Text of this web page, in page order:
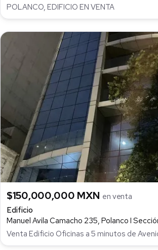
POLANCO, EDIFICIO EN VENTA
$150,000,000 MXN en venta
Edificio
Manuel Avila Camacho 235, Polanco I
Venta Edificio Oficinas a 5 minutos de